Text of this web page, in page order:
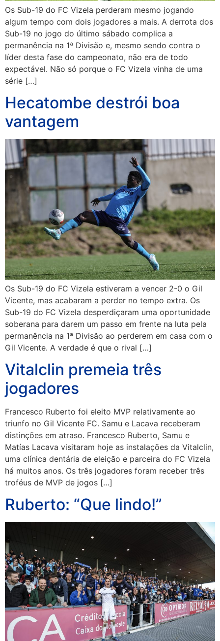
Os Sub-19 do FC Vizela perderam mesmo jogando
algum tempo com dois jogadores a mais. A derrota dos
Sub-19 no jogo do último sábado complica a
permanência na 1ª Divisão e, mesmo sendo contra o
líder desta fase do campeonato, não era de todo
expectável. Não só porque o FC Vizela vinha de uma
série […]
Hecatombe destrói boa
vantagem
Os Sub-19 do FC Vizela estiveram a vencer 2-0 o Gil
Vicente, mas acabaram a perder no tempo extra. Os
Sub-19 do FC Vizela desperdiçaram uma oportunidade
soberana para darem um passo em frente na luta pela
permanência na 1ª Divisão ao perderem em casa com o
Gil Vicente. A verdade é que o rival […]
Vitalclin premeia três
jogadores
Francesco Ruberto foi eleito MVP relativamente ao
triunfo no Gil Vicente FC. Samu e Lacava receberam
distinções em atraso. Francesco Ruberto, Samu e
Matías Lacava visitaram hoje as instalações da Vitalclin,
uma clínica dentária de eleição e parceira do FC Vizela
há muitos anos. Os três jogadores foram receber três
troféus de MVP de jogos […]
Ruberto: “Que lindo!”